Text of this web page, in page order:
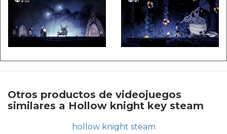
Otros productos de videojuegos
similares a Hollow knight key steam
hollow knight steam